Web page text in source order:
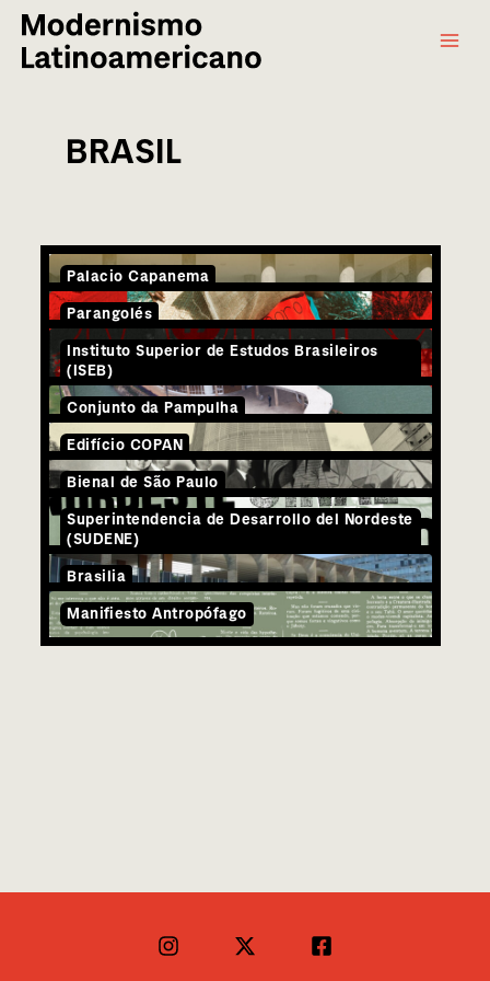
contenido
Menu
BRASIL
Palacio Capanema
Parangolés
Instituto Superior de Estudos Brasileiros
(ISEB)
Conjunto da Pampulha
Edifício COPAN
Bienal de São Paulo
Superintendencia de Desarrollo del Nordeste
(SUDENE)
Brasilia
Manifiesto Antropófago